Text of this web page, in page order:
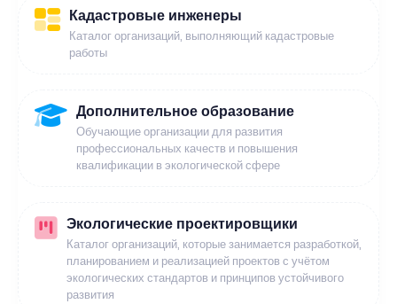
Кадастровые инженеры
Каталог организаций, выполняющий кадастровые
работы
Дополнительное образование
Обучающие организации для развития
профессиональных качеств и повышения
квалификации в экологической сфере
Экологические проектировщики
Каталог организаций, которые занимается разработкой,
планированием и реализацией проектов с учётом
экологических стандартов и принципов устойчивого
развития